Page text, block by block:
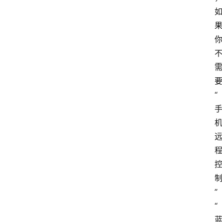
如
果
你
不
需
要
“
手
机
远
程
控
制
”
“
蓝